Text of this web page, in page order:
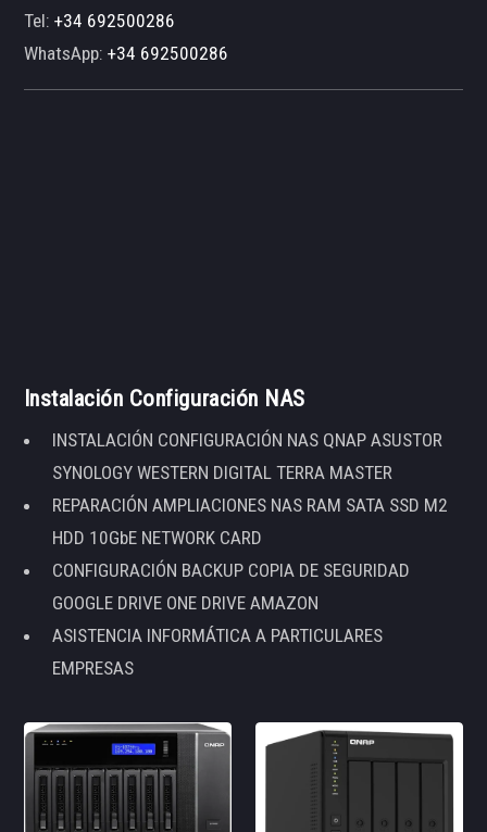
Tel:+34 692500286
WhatsApp:+34 692500286
Instalación Configuración NAS
INSTALACIÓN CONFIGURACIÓN NAS QNAP ASUSTOR
SYNOLOGY WESTERN DIGITAL TERRA MASTER
REPARACIÓN AMPLIACIONES NAS RAM SATA SSD M2
HDD 10GbE NETWORK CARD
CONFIGURACIÓN BACKUP COPIA DE SEGURIDAD
GOOGLE DRIVE ONE DRIVE AMAZON
ASISTENCIA INFORMÁTICA A PARTICULARES
EMPRESAS